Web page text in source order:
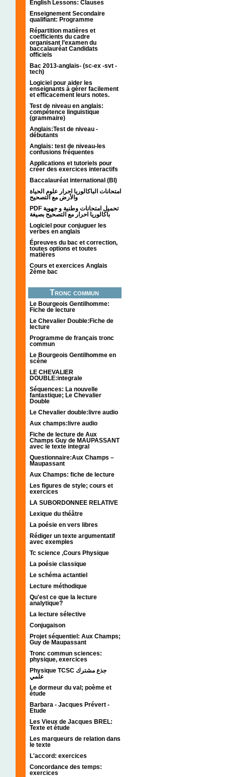
English Lessons: Clauses
Enseignement Secondaire
qualifiant: Programme
Répartition matières et
coefficients du cadre
organisant l’examen du
baccalauréat Candidats
officiels
Bac 2013-anglais- (sc-ex -svt -
tech)
Logiciel pour aider les
enseignants à gérer facilement
et efficacement leurs notes.
Test de niveau en anglais:
compétence linguistique
(grammaire)
Anglais:Test de niveau -
débutants
Anglais: test de niveau-les
confusions fréquentes
Applications et tutoriels pour
créer des exercices interactifs
Baccalauréat international (BI)
امتحانات الباكالوريا احرار علوم الحياة
والأرض مع التصحيح
PDF تحميل امتحانات وطنية و جهوية
باكالوريا احرار مع التصحيح بصيغة
Logiciel pour conjuguer les
verbes en anglais
Épreuves du bac et correction,
toutes options et toutes
matières
Cours et exercices Anglais
2ème bac
Tronc commun
Le Bourgeois Gentilhomme:
Fiche de lecture
Le Chevalier Double:Fiche de
lecture
Programme de français tronc
commun
Le Bourgeois Gentilhomme en
scène
LE CHEVALIER
DOUBLE:integrale
Séquences: La nouvelle
fantastique; Le Chevalier
Double
Le Chevalier double:livre audio
Aux champs:livre audio
Fiche de lecture de Aux
Champs Guy de MAUPASSANT
avec le texte integral
Questionnaire:Aux Champs –
Maupassant
Aux Champs: fiche de lecture
Les figures de style; cours et
exercices
LA SUBORDONNEE RELATIVE
Lexique du théâtre
La poésie en vers libres
Rédiger un texte argumentatif
avec exemples
Tc science ,Cours Physique
La poésie classique
Le schéma actantiel
Lecture méthodique
Qu'est ce que la lecture
analytique?
La lecture sélective
Conjugaison
Projet séquentiel: Aux Champs;
Guy de Maupassant
Tronc commun sciences:
physique, exercices
Physique TCSC جذع مشترك
علمي
Le dormeur du val; poème et
étude
Barbara - Jacques Prévert -
Etude
Les Vieux de Jacques BREL:
Texte et étude
Les marqueurs de relation dans
le texte
L'accord: exercices
Concordance des temps:
exercices